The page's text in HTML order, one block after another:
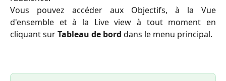
Vous pouvez accéder aux Objectifs, à la Vue
d'ensemble et à la Live view à tout moment en
cliquant surTableau de bord dans le menu principal.